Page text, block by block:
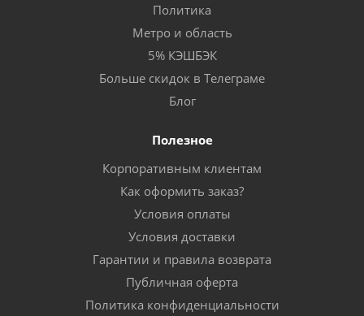
Политика
Метро и область
5% КЭШБЭК
Больше скидок в Телеграме
Блог
Полезное
Корпоративным клиентам
Как оформить заказ?
Условия оплаты
Условия доставки
Гарантии и правила возврата
Публичная оферта
Политика конфиденциальности